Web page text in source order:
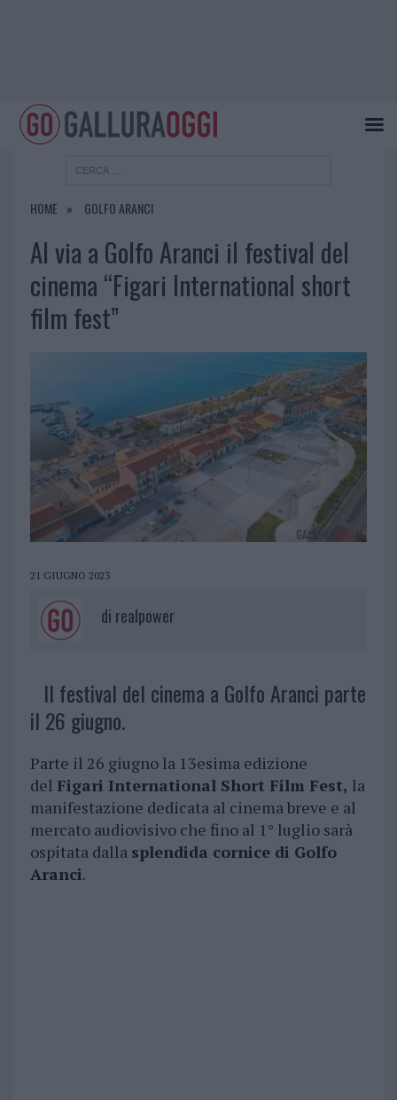
HOME GOLFO ARANCI
Al via a Golfo Aranci il festival del
cinema “Figari International short
film fest”
21 GIUGNO 2023
di realpower
Il festival del cinema a Golfo Aranci parte
il 26 giugno.
Parte il 26 giugno la 13esima edizione
del Figari International Short Film Fest, la
manifestazione dedicata al cinema breve e al
mercato audiovisivo che fino al 1° luglio sarà
ospitata dalla splendida cornice di Golfo
Aranci.